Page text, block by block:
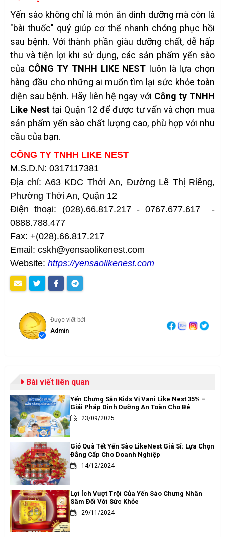
Yến sào không chỉ là món ăn dinh dưỡng mà còn là
"bài thuốc" quý giúp cơ thể nhanh chóng phục hồi
sau bệnh. Với thành phần giàu dưỡng chất, dễ hấp
thu và tiện lợi khi sử dụng, các sản phẩm yến sào
của CÔNG TY TNHH LIKE NEST luôn là lựa chọn
hàng đầu cho những ai muốn tìm lại sức khỏe toàn
diện sau bệnh. Hãy liên hệ ngay với Công ty TNHH
Like Nesttại Quận 12 để được tư vấn và chọn mua
sản phẩm yến sào chất lượng cao, phù hợp với nhu
cầu của bạn.
CÔNG TY TNHH LIKE NEST
M.S.D.N: 0317117381
Địa chỉ: A63 KDC Thới An, Đường Lê Thị Riêng,
Phường Thới An, Quận 12
Điện thoại: (028).66.817.217 - 0767.677.617 -
0888.788.477
Fax: +(028).66.817.217
Email: cskh@yensaolikenest.com
Website: https://yensaolikenest.com
Được viết bởi
Admin
Bài viết liên quan
Yến Chưng Sẵn Kids Vị Vani Like Nest 35% –
Giải Pháp Dinh Dưỡng An Toàn Cho Bé
23/09/2025
Giỏ Quà Tết Yến Sào LikeNest Giá Sỉ: Lựa Chọn
Đẳng Cấp Cho Doanh Nghiệp
14/12/2024
Lợi Ích Vượt Trội Của Yến Sào Chưng Nhân
Sâm Đối Với Sức Khỏe
29/11/2024